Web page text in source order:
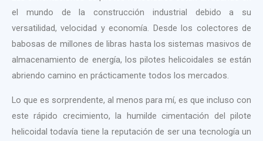
el mundo de la construcción industrial debido a su
versatilidad, velocidad y economía. Desde los colectores de
babosas de millones de libras hasta los sistemas masivos de
almacenamiento de energía, los pilotes helicoidales se están
abriendo camino en prácticamente todos los mercados.
Lo que es sorprendente, al menos para mí, es que incluso con
este rápido crecimiento, la humilde cimentación del pilote
helicoidal todavía tiene la reputación de ser una tecnología un